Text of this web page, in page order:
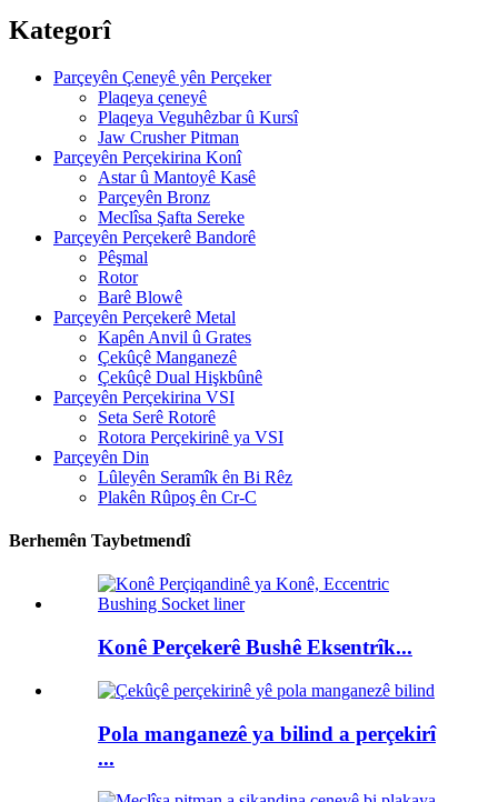
Kategorî
Parçeyên Çeneyê yên Perçeker
Plaqeya çeneyê
Plaqeya Veguhêzbar û Kursî
Jaw Crusher Pitman
Parçeyên Perçekirina Konî
Astar û Mantoyê Kasê
Parçeyên Bronz
Meclîsa Şafta Sereke
Parçeyên Perçekerê Bandorê
Pêşmal
Rotor
Barê Blowê
Parçeyên Perçekerê Metal
Kapên Anvil û Grates
Çekûçê Manganezê
Çekûçê Dual Hişkbûnê
Parçeyên Perçekirina VSI
Seta Serê Rotorê
Rotora Perçekirinê ya VSI
Parçeyên Din
Lûleyên Seramîk ên Bi Rêz
Plakên Rûpoş ên Cr-C
Berhemên Taybetmendî
Konê Perçekerê Bushê Eksentrîk...
Pola manganezê ya bilind a perçekirî
...